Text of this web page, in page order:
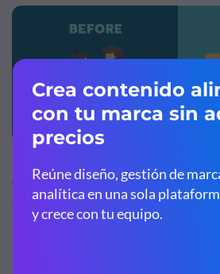
Al aplicar correctamente las
diseñadores pueden crear una
puede variar de unos pocos